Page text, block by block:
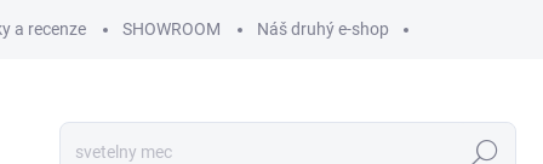
a recenze SHOWROOM Náš druhý e-shop
Hledat